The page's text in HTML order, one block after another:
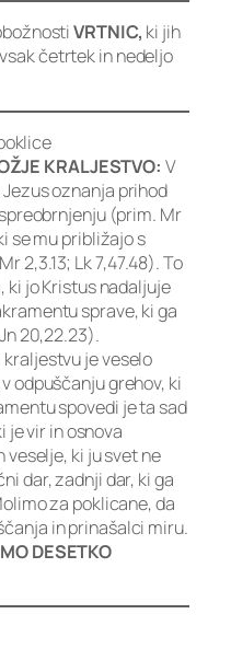
VRTNIC, ki jih
četrtek in nedeljo
KRALJESTVO: V
oznanja prihod
(prim. Mr
se mu približajo s
2,3.13; Lk 7,47.48). To
jo Kristus nadaljuje
sprave, ki ga
20,22.23).
je veselo
odpuščanju grehov, ki
spovedi je ta sad
je vir in osnova
veselje, ki ju svet ne
dar, zadnji dar, ki ga
za poklicane, da
in prinašalci miru.
DESETKO